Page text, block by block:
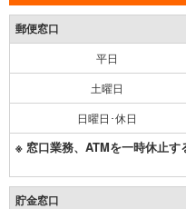
郵便窓口
平日
土曜日
日曜日･休日
※ 窓口業務、ATMを一時休止す
貯金窓口